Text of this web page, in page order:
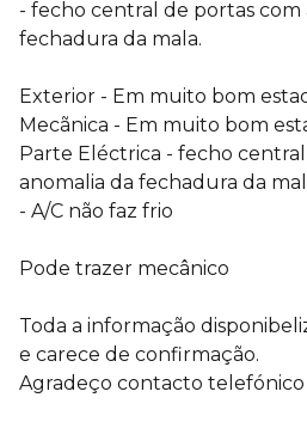
- fecho central de portas com
fechadura da mala.
Exterior - Em muito bom
Mecãnica - Em muito bom
Parte Eléctrica - fecho
anomalia da fechadura da
- A/C não faz frio
Pode trazer mecânico
Toda a informação
e carece de confirmação.
Agradeço contacto telefónico